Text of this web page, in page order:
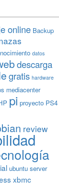
online Backup
datos
descarga
gratis hardware
mediacenter
pi proyecto PS4
review
ubuntu server
xbmc